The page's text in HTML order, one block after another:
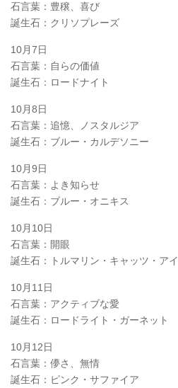
石言葉：豊穣、喜び
誕生石：クリソプレーズ
10月7日
石言葉：自らの価値
誕生石：ロードナイト
10月8日
石言葉：追憶、ノスタルジア
誕生石：ブルー・カルデソニー
10月9日
石言葉：よき知らせ
誕生石：ブルー・オニキス
10月10日
石言葉：開眼
誕生石：トルマリン・キャッツ・アイ
10月11日
石言葉：アクティブな愛
誕生石：ロードライト・ガーネット
10月12日
石言葉：儚さ、無情
誕生石：ピンク・サファイア